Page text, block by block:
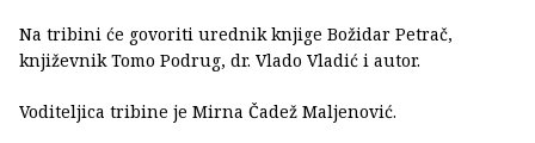
Na tribini će govoriti urednik knjige Božidar Petrač,
književnik Tomo Podrug, dr. Vlado Vladić i autor.
Voditeljica tribine je Mirna Čadež Maljenović.